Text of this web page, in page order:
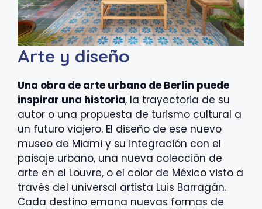
Arte y diseño
Una obra de arte urbano de Berlín puede
inspirar una historia, la trayectoria de su
autor o una propuesta de turismo cultural a
un futuro viajero. El diseño de ese nuevo
museo de Miami y su integración con el
paisaje urbano, una nueva colección de
arte en el Louvre, o el color de México visto a
través del universal artista Luis Barragán.
Cada destino emana nuevas formas de